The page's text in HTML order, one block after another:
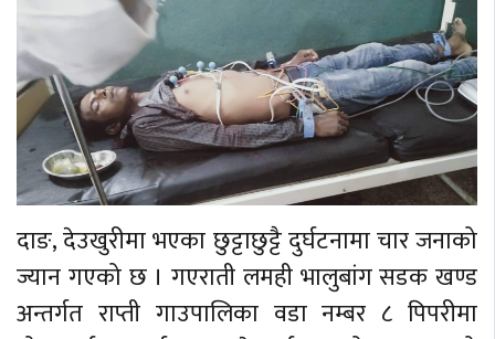
दाङ, देउखुरीमा भएका छुट्टाछुट्टै दुर्घटनामा चार जनाको
ज्यान गएको छ । गएराती लमही भालुबांग सडक खण्ड
अन्तर्गत राप्ती गाउपालिका वडा नम्बर ८ पिपरीमा